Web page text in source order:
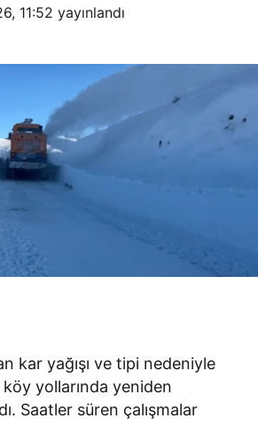
11:52 yayınlandı
kar yağışı ve tipi nedeniyle
köy yollarında yeniden
Saatler süren çalışmalar